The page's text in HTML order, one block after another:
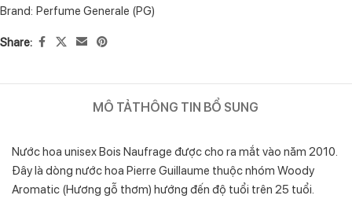
Brand: Perfume Generale (PG)
Share:
MÔ TẢTHÔNG TIN BỔ SUNG
Nước hoa unisex Bois Naufrage được cho ra mắt vào năm 2010.
Đây là dòng nước hoa Pierre Guillaume thuộc nhóm Woody
Aromatic (Hương gỗ thơm) hướng đến độ tuổi trên 25 tuổi.